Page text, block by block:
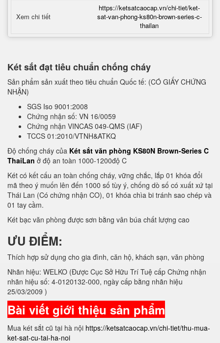
Xem chi tiết
https://ketsatcaocap.vn/chi-tiet/ket-
sat-van-phong-ks80n-brown-series-c-
thailan
Két sắt đạt tiêu chuẩn chống cháy
Sản phẩm sản xuất theo tiêu chuẩn Quốc tế: (CÓ GIẤY CHỨNG
NHẬN)
SGS Iso 9001:2008
Chứng nhận số: VN 16/0059
Chứng nhận VINCAS 049-QMS (IAF)
TCCS 01:2010/VTNH&ATKQ
Độ chống cháy của Két sắt văn phòng KS80N Brown-Series C
ThaiLan ở độ an toàn 1000-1200độ C
Két có kết cấu an toàn chống cháy, vững chắc, lắp 01 khóa đổi
mã theo ý muốn lên đến 1000 số tùy ý, chống dò số có xuất xứ tại
Thái Lan (Có chứng nhận CO), 01 khóa chìa bi tránh sao chép và
01 tay cầm.
Két bạc văn phòng được sơn bằng vân búa chất lượng cao
ƯU ĐIỂM:
Thích hợp sử dụng cho gia đình, căn hộ, khách sạn, văn phòng
Nhãn hiệu: WELKO (Được Cục Sở Hữu Trí Tuệ cấp Chứng nhận
nhãn hiệu số: 4-0120132-000, ngày cấp bằng nhãn hiệu
25/03/2009 )
Bài viết giới thiệu sản phẩm
Mua két sắt cũ tại hà nội https://ketsatcaocap.vn/chi-tiet/thu-mua-
ket-sat-cu-tai-ha-noi